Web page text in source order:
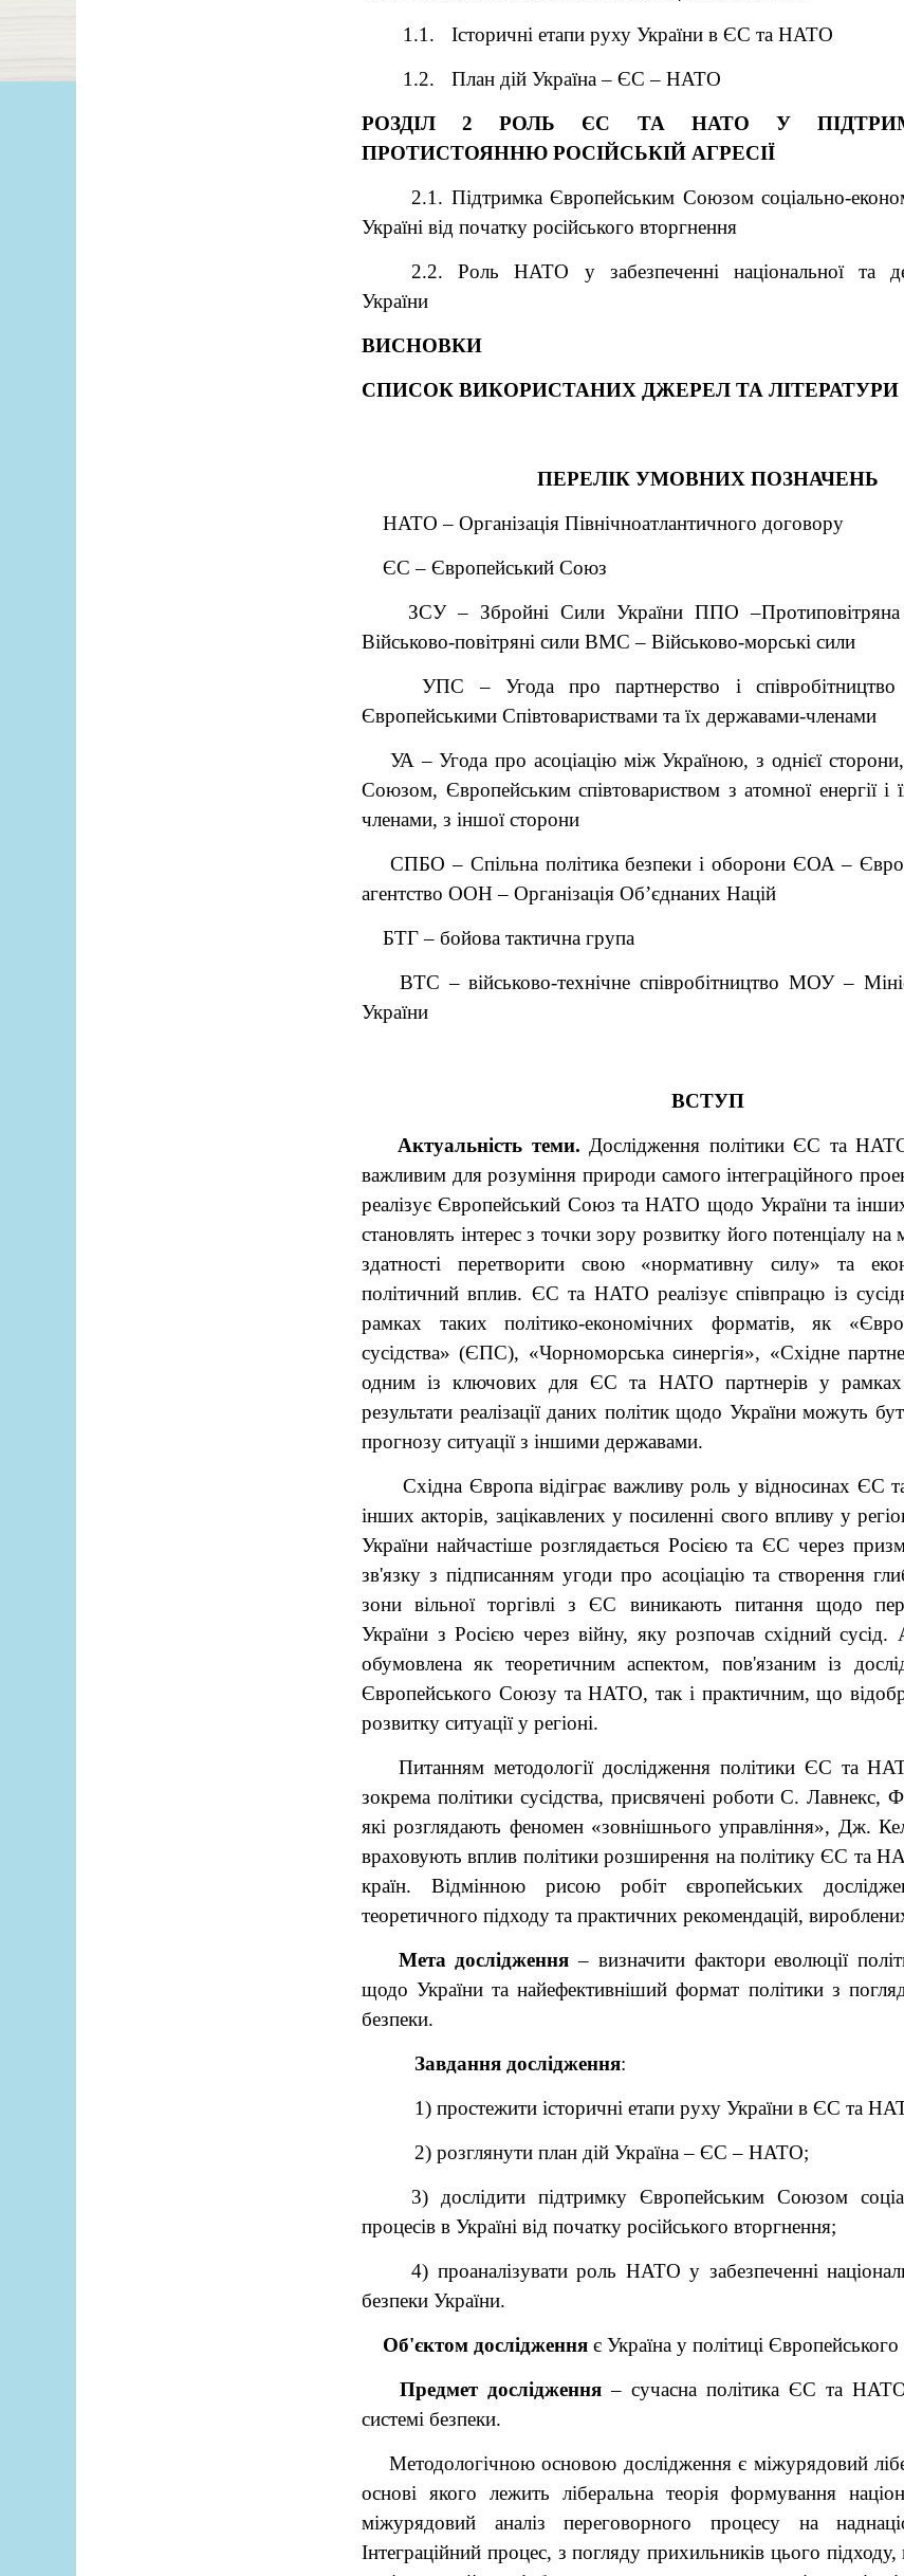
1.1.
Історичні етапи руху України в ЄС та НАТО
1.2.
План дій Україна – ЄС – НАТО
РОЗДІЛ 2 РОЛЬ ЄС ТА НАТО У
ПРОТИСТОЯННЮ РОСІЙСЬКІЙ АГРЕСІЇ
2.1. Підтримка Європейським Союзом соціально-
Україні від початку російського вторгнення
2.2. Роль НАТО у забезпеченні національної та
України
ВИСНОВКИ
СПИСОК ВИКОРИСТАНИХ ДЖЕРЕЛ ТА ЛІТЕРАТУРИ
ПЕРЕЛІК УМОВНИХ ПОЗНАЧЕНЬ
НАТО – Організація Північноатлантичного договору
ЄС – Європейський Союз
ЗСУ – Збройні Сили України ППО
Військово-повітряні сили ВМС – Військово-морські сили
УПС – Угода про партнерство і
Європейськими Співтовариствами та їх державами-членами
УА – Угода про асоціацію між Україною, з однієї
Союзом, Європейським співтовариством з атомної енергії і
членами, з іншої сторони
СПБО – Спільна політика безпеки і оборони ЄОА –
агентство ООН – Організація Об’єднаних Націй
БТГ – бойова тактична група
ВТС – військово-технічне співробітництво МОУ –
України
ВСТУП
Актуальність теми. Дослідження політики ЄС та
важливим для розуміння природи самого інтеграційного
реалізує Європейський Союз та НАТО щодо України та
становлять інтерес з точки зору розвитку його потенціалу на
здатності перетворити свою «нормативну силу» та
політичний вплив. ЄС та НАТО реалізує співпрацю із
рамках таких політико-економічних форматів, як
сусідства» (ЄПС), «Чорноморська синергія», «Східне
одним із ключових для ЄС та НАТО партнерів у рамках
результати реалізації даних політик щодо України можуть
прогнозу ситуації з іншими державами.
Східна Європа відіграє важливу роль у відносинах ЄС
інших акторів, зацікавлених у посиленні свого впливу у
України найчастіше розглядається Росією та ЄС через
зв'язку з підписанням угоди про асоціацію та створення
зони вільної торгівлі з ЄС виникають питання щодо
України з Росією через війну, яку розпочав східний сусід.
обумовлена як теоретичним аспектом, пов'язаним із
Європейського Союзу та НАТО, так і практичним, що
розвитку ситуації у регіоні.
Питанням методології дослідження політики ЄС та
зокрема політики сусідства, присвячені роботи С. Лавнекс,
які розглядають феномен «зовнішнього управління», Дж.
враховують вплив політики розширення на політику ЄС та
країн. Відмінною рисою робіт європейських
теоретичного підходу та практичних рекомендацій,
Мета дослідження – визначити фактори еволюції
щодо України та найефективніший формат політики з
безпеки.
Завдання дослідження:
1) простежити історичні етапи руху України в ЄС та
2) розглянути план дій Україна – ЄС – НАТО;
3) дослідити підтримку Європейським Союзом
процесів в Україні від початку російського вторгнення;
4) проаналізувати роль НАТО у забезпеченні
безпеки України.
Об'єктом дослідження є Україна у політиці
Предмет дослідження – сучасна політика ЄС та
системі безпеки.
Методологічною основою дослідження є міжурядовий
основі якого лежить ліберальна теорія формування
міжурядовий аналіз переговорного процесу на
Інтеграційний процес, з погляду прихильників цього підходу,